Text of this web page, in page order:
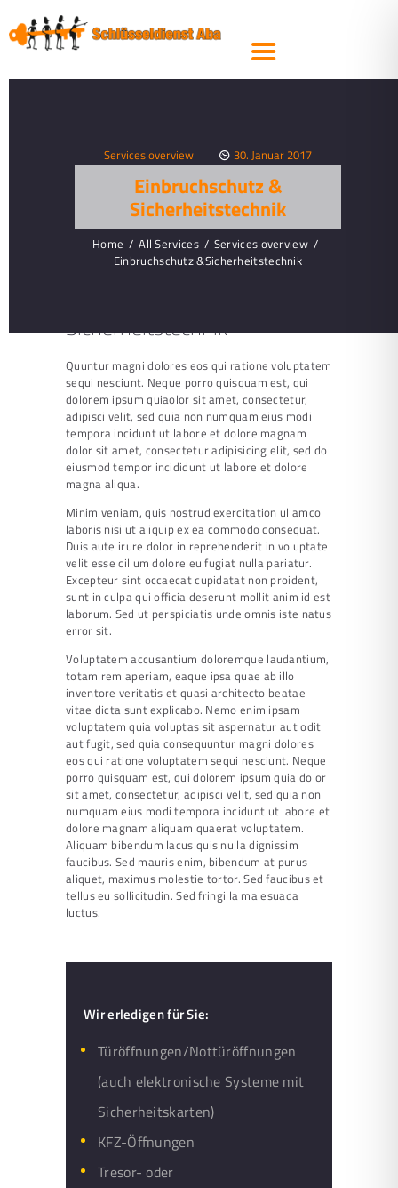
Services overview 30. Januar 2017
Einbruchschutz &
Sicherheitstechnik
Home All Services
Services overview
Einbruchschutz &Sicherheitstechnik
SCHLIESSANLAGEN
SICHERHEITSTECHNIK
TRESORE
STEMPEL
PRODUKTE
SERVICE
ÜBER UNS
NACHBESTELLEN
Sicherheitstechnik
Quuntur magni dolores eos qui ratione voluptatem
sequi nesciunt. Neque porro quisquam est, qui
dolorem ipsum quiaolor sit amet, consectetur,
adipisci velit, sed quia non numquam eius modi
tempora incidunt ut labore et dolore magnam
dolor sit amet, consectetur adipisicing elit, sed do
eiusmod tempor incididunt ut labore et dolore
magna aliqua.
Minim veniam, quis nostrud exercitation ullamco
laboris nisi ut aliquip ex ea commodo consequat.
Duis aute irure dolor in reprehenderit in voluptate
velit esse cillum dolore eu fugiat nulla pariatur.
Excepteur sint occaecat cupidatat non proident,
sunt in culpa qui officia deserunt mollit anim id est
laborum. Sed ut perspiciatis unde omnis iste natus
error sit.
Voluptatem accusantium doloremque laudantium,
totam rem aperiam, eaque ipsa quae ab illo
inventore veritatis et quasi architecto beatae
vitae dicta sunt explicabo. Nemo enim ipsam
voluptatem quia voluptas sit aspernatur aut odit
aut fugit, sed quia consequuntur magni dolores
eos qui ratione voluptatem sequi nesciunt. Neque
porro quisquam est, qui dolorem ipsum quia dolor
sit amet, consectetur, adipisci velit, sed quia non
numquam eius modi tempora incidunt ut labore et
dolore magnam aliquam quaerat voluptatem.
Aliquam bibendum lacus quis nulla dignissim
faucibus. Sed mauris enim, bibendum at purus
aliquet, maximus molestie tortor. Sed faucibus et
tellus eu sollicitudin. Sed fringilla malesuada
luctus.
Wir erledigen für Sie:
Türöffnungen/Nottüröffnungen
(auch elektronische Systeme mit
Sicherheitskarten)
KFZ-Öffnungen
Tresor- oder